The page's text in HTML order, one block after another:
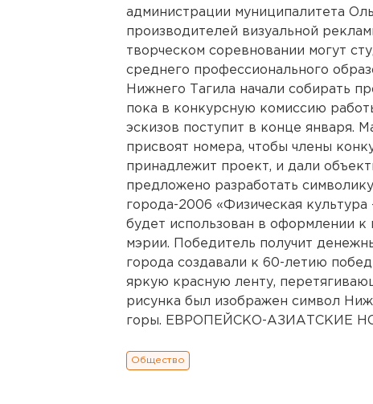
администрации муниципалитета
производителей визуальной
творческом соревновании могут
среднего профессионального
Нижнего Тагила начали собирать
пока в конкурсную комиссию
эскизов поступит в конце января.
присвоят номера, чтобы члены
принадлежит проект, и дали
предложено разработать
города-2006 «Физическая
будет использован в оформлении к
мэрии. Победитель получит
города создавали к 60-летию
яркую красную ленту,
рисунка был изображен символ
горы. ЕВРОПЕЙСКО-АЗИАТСКИЕ
Общество